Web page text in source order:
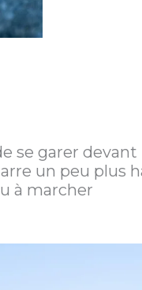
se garer devant
un peu plus
à marcher